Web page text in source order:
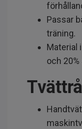
Passar
träning.
Material
och